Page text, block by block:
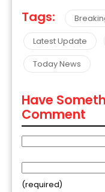
Tags:
Latest Update
Today News
Have
Comment
(required)